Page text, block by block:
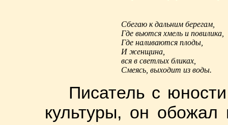
Сбегаю к дальним берегам,
Где вьются хмель и повилика,
Где наливаются плоды,
И женщина,
вся в светлых бликах,
Смеясь, выходит из воды.
Писатель с
культуры, он